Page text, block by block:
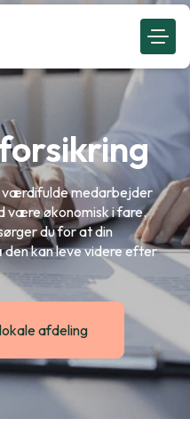
værdifulde medarbejder
være økonomisk i fare.
du for at din
kan leve videre efter
afdeling